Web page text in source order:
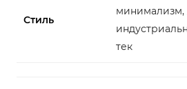
Стиль
минимализм,
тек